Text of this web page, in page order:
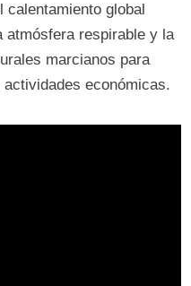
calentamiento global
atmósfera respirable y la
marcianos para
económicas.